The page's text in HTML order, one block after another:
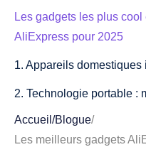
Les gadgets les plus
AliExpress pour 2025
1. Appareils
2. Technologie portable :
de suivi de la condition
3. Des gadgets de pointe
Accueil /Blogue/
Les meilleurs gadgets